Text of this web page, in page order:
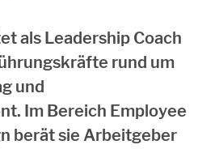
als Leadership Coach
rund um
und
Im Bereich Employee
berät sie Arbeitgeber